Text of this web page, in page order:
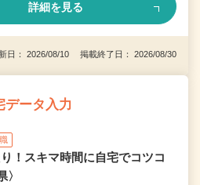
詳細を見る
日： 2026/08/10 掲載終了日： 2026/08/30
データ入力
！スキマ時間に自宅でコツコ